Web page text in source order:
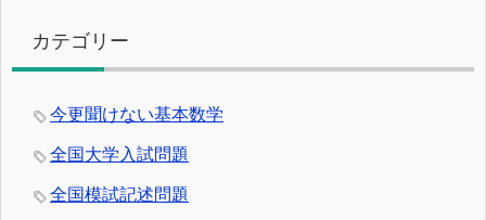
カテゴリー
今更聞けない基本数学
全国大学入試問題
全国模試記述問題